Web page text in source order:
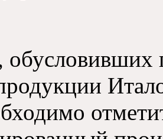
обусловивших